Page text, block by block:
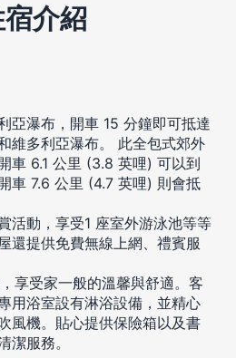
介紹
亞瀑布，開車 15 分鐘即可抵達
維多利亞瀑布。 此全包式郊外
車 6.1 公里 (3.8 英哩) 可以到
車 7.6 公里 (4.7 英哩) 則會抵
活動，享受1 座室外游泳池等等
還提供免費無線上網、禮賓服
享受家一般的溫馨與舒適。客
用浴室設有淋浴設備，並精心
風機。貼心提供保險箱以及書
潔服務。